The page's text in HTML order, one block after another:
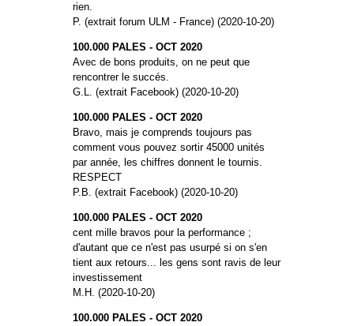
rien.
P. (extrait forum ULM - France) (2020-10-20)
100.000 PALES - OCT 2020
Avec de bons produits, on ne peut que
rencontrer le succés.
G.L. (extrait Facebook) (2020-10-20)
100.000 PALES - OCT 2020
Bravo, mais je comprends toujours pas
comment vous pouvez sortir 45000 unités
par année, les chiffres donnent le tournis.
RESPECT
P.B. (extrait Facebook) (2020-10-20)
100.000 PALES - OCT 2020
cent mille bravos pour la performance ;
d'autant que ce n'est pas usurpé si on s'en
tient aux retours... les gens sont ravis de leur
investissement
M.H. (2020-10-20)
100.000 PALES - OCT 2020